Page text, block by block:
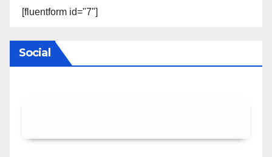
[fluentform id="7"]
Social